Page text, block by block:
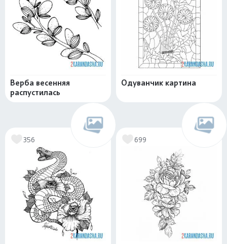
Верба весенняя
распустилась
Одуванчик картина
356 699